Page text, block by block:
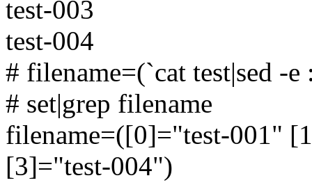
test-003
test-004
# filename=(`cat test|sed -
# set|grep filename
filename=([0]="test-001"
[3]="test-004")